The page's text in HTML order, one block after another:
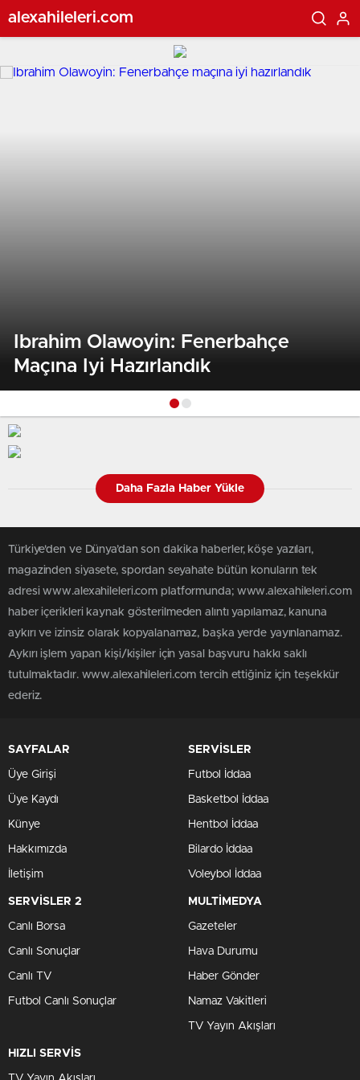
alexahileleri.com
Ibrahim Olawoyin: Fenerbahçe
Maçına Iyi Hazırlandık
Daha Fazla Haber Yükle
Türkiye'den ve Dünya’dan son dakika haberler, köşe yazıları,
magazinden siyasete, spordan seyahate bütün konuların tek
adresi www.alexahileleri.com platformunda; www.alexahileleri.com
haber içerikleri kaynak gösterilmeden alıntı yapılamaz, kanuna
aykırı ve izinsiz olarak kopyalanamaz, başka yerde yayınlanamaz.
Aykırı işlem yapan kişi/kişiler için yasal başvuru hakkı saklı
tutulmaktadır. www.alexahileleri.com tercih ettiğiniz için teşekkür
ederiz.
SAYFALAR
Üye Girişi
Üye Kaydı
Künye
Hakkımızda
İletişim
SERVİSLER
Futbol İddaa
Basketbol İddaa
Hentbol İddaa
Bilardo İddaa
Voleybol İddaa
SERVİSLER 2
Canlı Borsa
Canlı Sonuçlar
Canlı TV
Futbol Canlı Sonuçlar
MULTİMEDYA
Gazeteler
Hava Durumu
Haber Gönder
Namaz Vakitleri
TV Yayın Akışları
HIZLI SERVİS